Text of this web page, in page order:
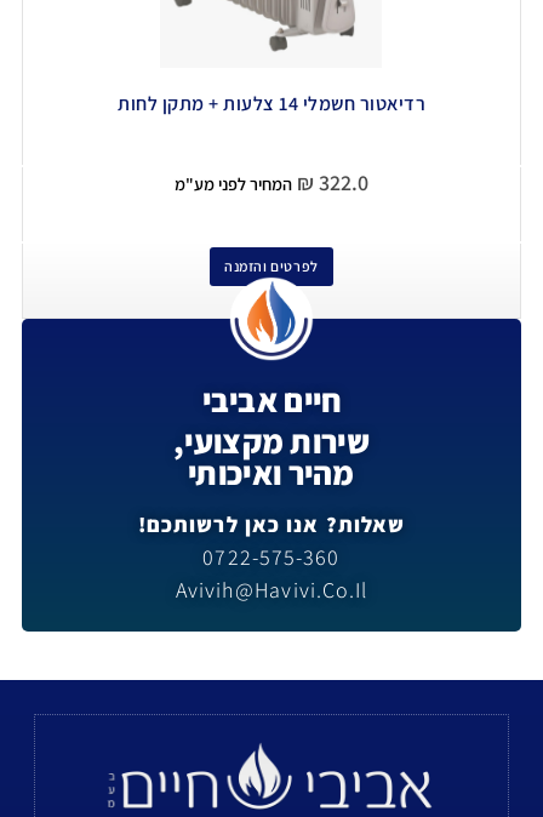
רדיאטור חשמלי 14 צלעות + מתקן לחות
₪ 322.0 המחיר לפני מע"מ
לפרטים והזמנה
חיים אביבי
שירות מקצועי,
מהיר ואיכותי
שאלות? אנו כאן לרשותכם!
0722-575-360
Avivih@havivi.co.il